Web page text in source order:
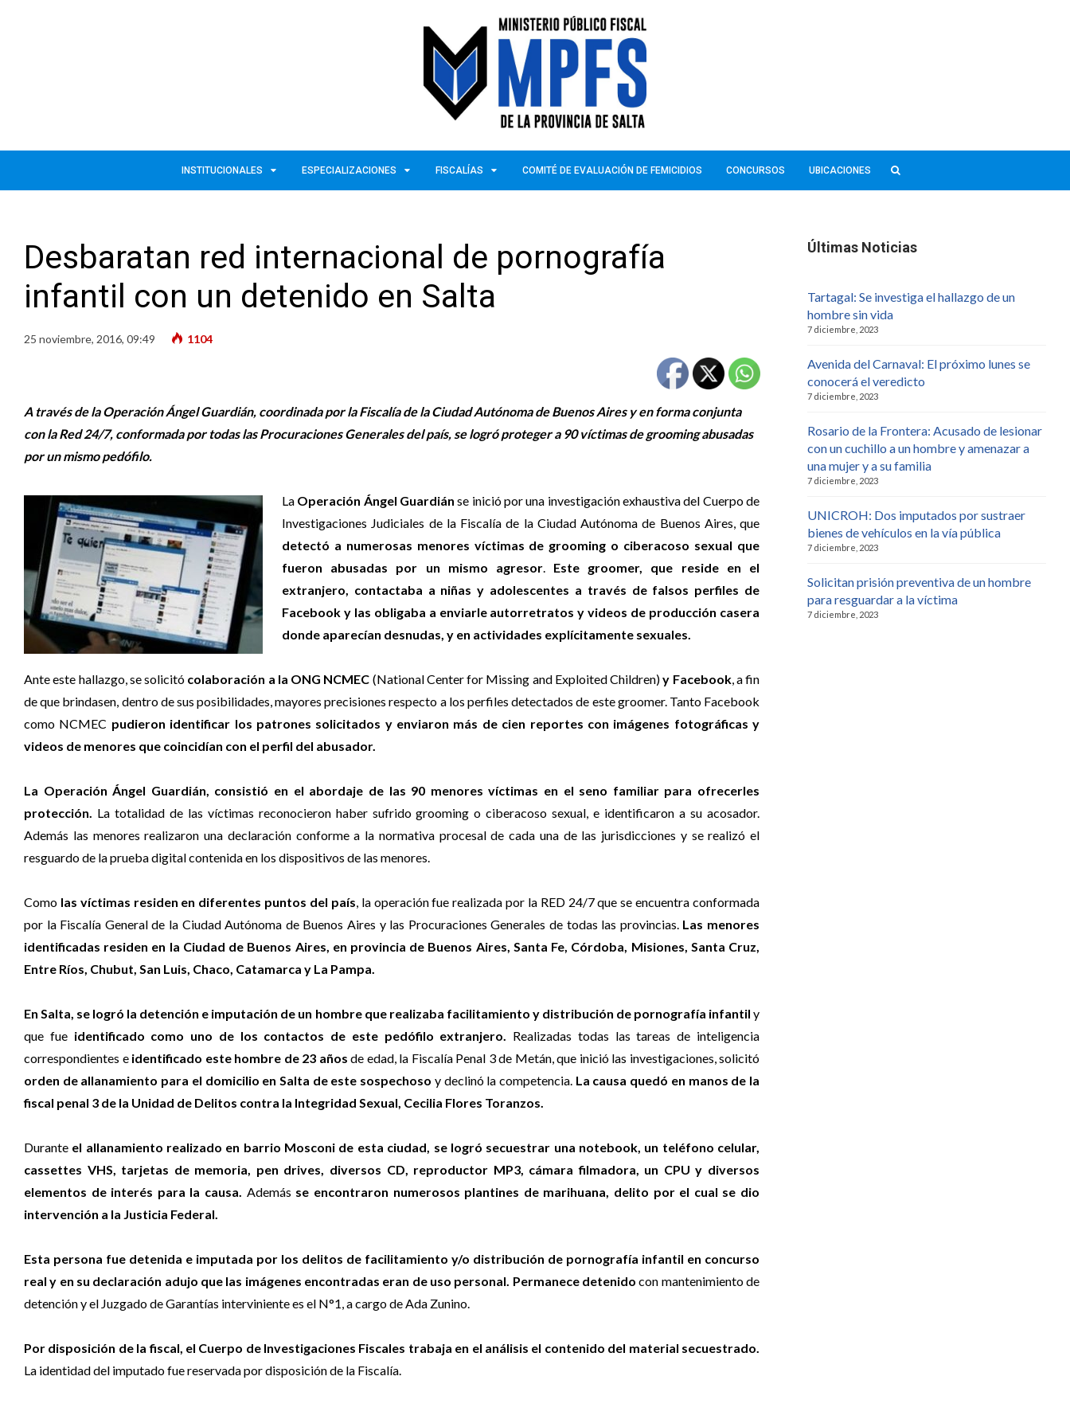
INSTITUCIONALES ESPECIALIZACIONES FISCALÍAS COMITÉ DE EVALUACIÓN DE FEMICIDIOS CONCURSOS UBICACIONES
Desbaratan red internacional de pornografía
infantil con un detenido en Salta
25 noviembre, 2016, 09:49 1104
A través de la Operación Ángel Guardián, coordinada por la Fiscalía de la Ciudad Autónoma de Buenos Aires y en forma conjunta
con la Red 24/7, conformada por todas las Procuraciones Generales del país, se logró proteger a 90 víctimas de grooming abusadas
por un mismo pedófilo.
La Operación Ángel Guardián se inició por una investigación exhaustiva del Cuerpo de
Investigaciones Judiciales de la Fiscalía de la Ciudad Autónoma de Buenos Aires, que
detectó a numerosas menores víctimas de grooming o ciberacoso sexual que
fueron abusadas por un mismo agresor. Este groomer, que reside en el
extranjero, contactaba a niñas y adolescentes a través de falsos perfiles de
Facebook y las obligaba a enviarle autorretratos y videos de producción casera
donde aparecían desnudas, y en actividades explícitamente sexuales.
Ante este hallazgo, se solicitó colaboración a la ONG NCMEC (National Center for Missing and Exploited Children)y Facebook, a fin
de que brindasen, dentro de sus posibilidades, mayores precisiones respecto a los perfiles detectados de este groomer. Tanto Facebook
como NCMEC pudieron identificar los patrones solicitados y enviaron más de cien reportes con imágenes fotográficas y
videos de menores que coincidían con el perfil del abusador.
La Operación Ángel Guardián, consistió en el abordaje de las 90 menores víctimas en el seno familiar para ofrecerles
protección.
La totalidad de las víctimas reconocieron haber sufrido grooming o ciberacoso sexual, e identificaron a su acosador.
Además las menores realizaron una declaración conforme a la normativa procesal de cada una de las jurisdicciones y se realizó el
resguardo de la prueba digital contenida en los dispositivos de las menores.
Como las víctimas residen en diferentes puntos del país , la operación fue realizada por la RED 24/7 que se encuentra conformada
por la Fiscalía General de la Ciudad Autónoma de Buenos Aires y las Procuraciones Generales de todas las provincias. Las menores
identificadas residen en la Ciudad de Buenos Aires, en provincia de Buenos Aires, Santa Fe, Córdoba, Misiones, Santa Cruz,
Entre Ríos, Chubut, San Luis, Chaco, Catamarca y La Pampa.
En Salta, se logró la detención e imputación de un hombre que realizaba facilitamiento y distribución de pornografía infantil y
que fueidentificado como uno de los contactos de este pedófilo extranjero.
Realizadas todas las tareas de inteligencia
correspondientes e identificado este hombre de 23 años de edad, la Fiscalía Penal 3 de Metán, que inició las investigaciones, solicitó
orden de allanamiento para el domicilio en Salta de este sospechoso y declinó la competencia. La causa quedó en manos de la
fiscal penal 3 de la Unidad de Delitos contra la Integridad Sexual, Cecilia Flores Toranzos.
Durante el allanamiento realizado en barrio Mosconi de esta ciudad, se logró secuestrar una notebook, un teléfono celular,
cassettes VHS, tarjetas de memoria, pen drives, diversos CD, reproductor MP3, cámara filmadora, un CPU y diversos
elementos de interés para la causa.
Además se encontraron numerosos plantines de marihuana, delito por el cual se dio
intervención a la Justicia Federal.
Esta persona fue detenida e imputada por los delitos de facilitamiento y/o distribución de pornografía infantil en concurso
real y en su declaración adujo que las imágenes encontradas eran de uso personal. Permanece detenido con mantenimiento de
detención y el Juzgado de Garantías interviniente es el N°1, a cargo de Ada Zunino.
Por disposición de la fiscal, el Cuerpo de Investigaciones Fiscales trabaja en el análisis el contenido del material secuestrado.
La identidad del imputado fue reservada por disposición de la Fiscalía.
Últimas Noticias
Tartagal: Se investiga el hallazgo de un
hombre sin vida
7 diciembre, 2023
Avenida del Carnaval: El próximo lunes se
conocerá el veredicto
7 diciembre, 2023
Rosario de la Frontera: Acusado de lesionar
con un cuchillo a un hombre y amenazar a
una mujer y a su familia
7 diciembre, 2023
UNICROH: Dos imputados por sustraer
bienes de vehículos en la vía pública
7 diciembre, 2023
Solicitan prisión preventiva de un hombre
para resguardar a la víctima
7 diciembre, 2023